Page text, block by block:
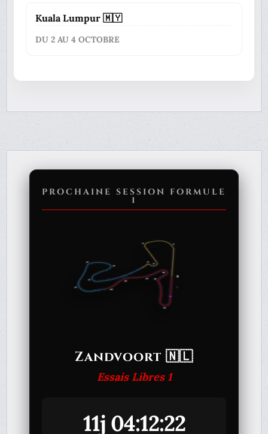
Kuala Lumpur 🇲🇾
DU 2 AU 4 OCTOBRE
PROCHAINE SESSION FORMULE
1
Zandvoort 🇳🇱
Essais Libres 1
11j 04:12:22